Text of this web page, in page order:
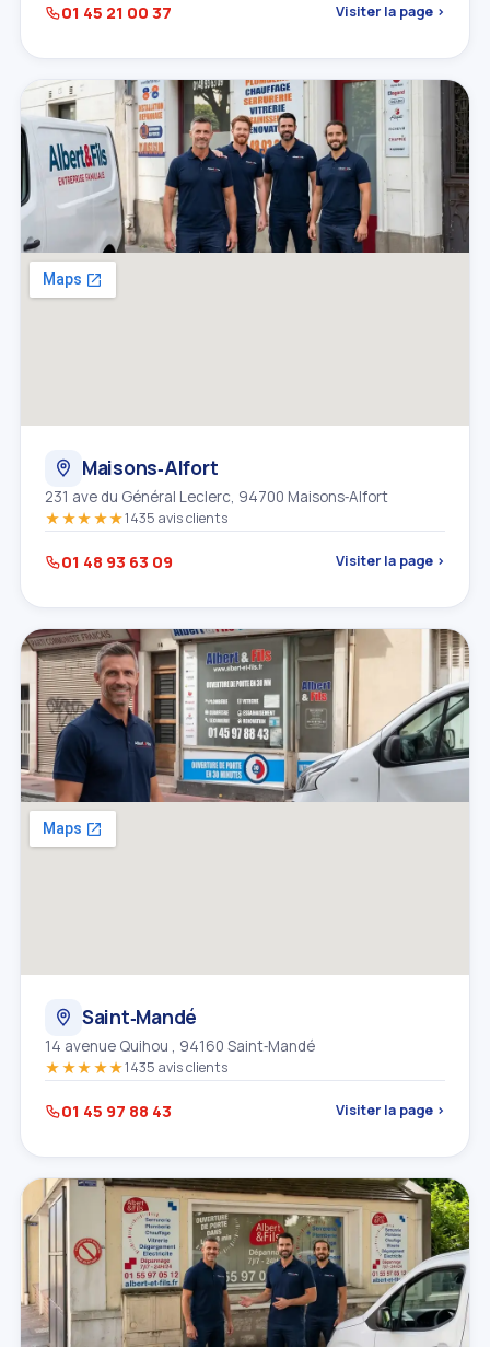
01 45 21 00 37 Visiter la page ›
Maisons‑Alfort
231 ave du Général Leclerc, 94700 Maisons‑Alfort
★★★★★1435 avis clients
01 48 93 63 09 Visiter la page ›
Saint‑Mandé
14 avenue Quihou , 94160 Saint‑Mandé
★★★★★1435 avis clients
01 45 97 88 43 Visiter la page ›